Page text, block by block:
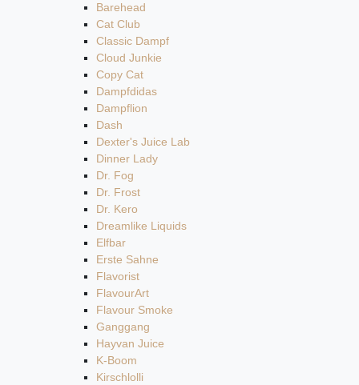
Barehead
Cat Club
Classic Dampf
Cloud Junkie
Copy Cat
Dampfdidas
Dampflion
Dash
Dexter's Juice Lab
Dinner Lady
Dr. Fog
Dr. Frost
Dr. Kero
Dreamlike Liquids
Elfbar
Erste Sahne
Flavorist
FlavourArt
Flavour Smoke
Ganggang
Hayvan Juice
K-Boom
Kirschlolli